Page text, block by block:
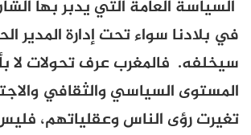
السياسة العامة التي يدبر بها
في بلادنا سواء تحت إدارة المدير
سيخلفه. فالمغرب عرف تحولات لا
المستوى السياسي والثقافي
تغيرت رؤى الناس وعقلياتهم،